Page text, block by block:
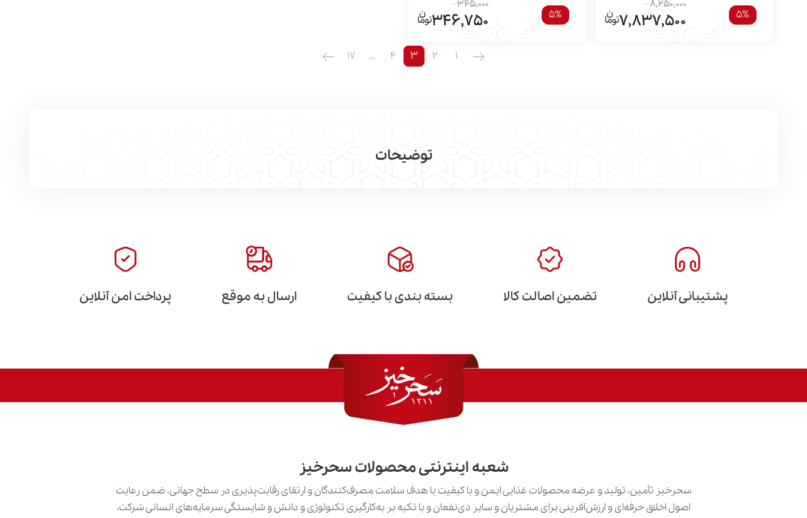
5%
8,250,000
7,837,500
5%
365,000
346,750
1
2
3
4
…
17
توضیحات
پشتیبانی آنلاین تضمین اصالت کالا بسته بندی با کیفیت ارسال به موقع پرداخت امن آنلاین
شعبه اینترنتی محصولات سحرخیز
سحرخیز تأمین، تولید و عرضه محصولات غذایی ایمن و با کیفیت با هدف سلامت مصرف‌کنندگان و ارتقای رقابت‌پذیری در سطح جهانی، ضمن رعایت
اصول اخلاق حرفه‌ای و ارزش‌آفرینی برای مشتریان و سایر ذی‌نفعان و با تکیه بر به‌کارگیری تکنولوژی و دانش و شایستگی سرمایه‌های انسانی شرکت،